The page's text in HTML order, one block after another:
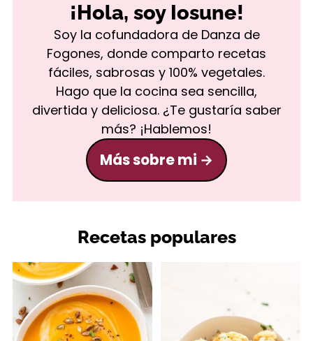
¡Hola, soy Iosune!
Soy la cofundadora de Danza de
Fogones, donde comparto recetas
fáciles, sabrosas y 100% vegetales.
Hago que la cocina sea sencilla,
divertida y deliciosa. ¿Te gustaría saber
más? ¡Hablemos!
Más sobre mi
Recetas populares